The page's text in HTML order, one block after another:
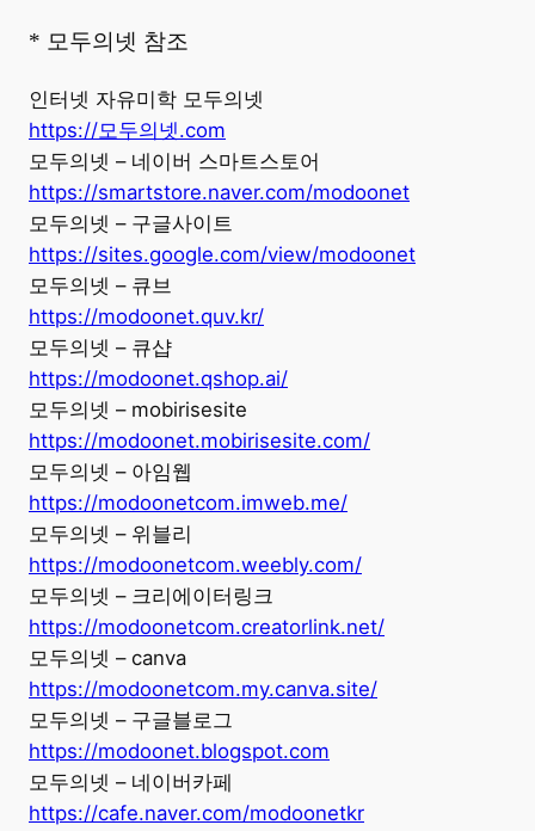
* 모두의넷 참조
인터넷 자유미학 모두의넷
https://모두의넷.com
모두의넷 – 네이버 스마트스토어
https://smartstore.naver.com/modoonet
모두의넷 – 구글사이트
https://sites.google.com/view/modoonet
모두의넷 – 큐브
https://modoonet.quv.kr/
모두의넷 – 큐샵
https://modoonet.qshop.ai/
모두의넷 – mobirisesite
https://modoonet.mobirisesite.com/
모두의넷 – 아임웹
https://modoonetcom.imweb.me/
모두의넷 – 위블리
https://modoonetcom.weebly.com/
모두의넷 – 크리에이터링크
https://modoonetcom.creatorlink.net/
모두의넷 – canva
https://modoonetcom.my.canva.site/
모두의넷 – 구글블로그
https://modoonet.blogspot.com
모두의넷 – 네이버카페
https://cafe.naver.com/modoonetkr